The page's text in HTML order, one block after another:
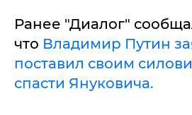
Ранее "Диалог"
что Владимир Путин
поставил своим
спасти Януковича.